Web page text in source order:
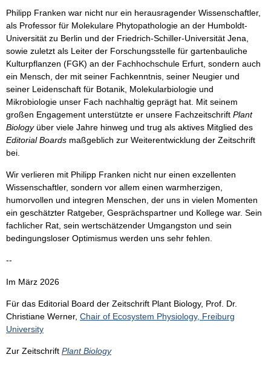
Philipp Franken war nicht nur ein herausragender Wissenschaftler,
als Professor für Molekulare Phytopathologie an der Humboldt-
Universität zu Berlin und der Friedrich-Schiller-Universität Jena,
sowie zuletzt als Leiter der Forschungsstelle für gartenbauliche
Kulturpflanzen (FGK) an der Fachhochschule Erfurt, sondern auch
ein Mensch, der mit seiner Fachkenntnis, seiner Neugier und
seiner Leidenschaft für Botanik, Molekularbiologie und
Mikrobiologie unser Fach nachhaltig geprägt hat. Mit seinem
großen Engagement unterstützte er unsere Fachzeitschrift Plant
Biologyüber viele Jahre hinweg und trug als aktives Mitglied des
Editorial Boards maßgeblich zur Weiterentwicklung der Zeitschrift
bei.
Wir verlieren mit Philipp Franken nicht nur einen exzellenten
Wissenschaftler, sondern vor allem einen warmherzigen,
humorvollen und integren Menschen, der uns in vielen Momenten
ein geschätzter Ratgeber, Gesprächspartner und Kollege war. Sein
fachlicher Rat, sein wertschätzender Umgangston und sein
bedingungsloser Optimismus werden uns sehr fehlen.
--
Im März 2026
Für das Editorial Board der Zeitschrift Plant Biology, Prof. Dr.
Christiane Werner, Chair of Ecosystem Physiology, Freiburg
University
Zur Zeitschrift Plant Biology